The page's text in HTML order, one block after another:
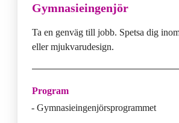
Gymnasieingenjör
Ta en genväg till jobb. Spetsa dig
eller mjukvarudesign.
Program
Gymnasieingenjörsprogrammet